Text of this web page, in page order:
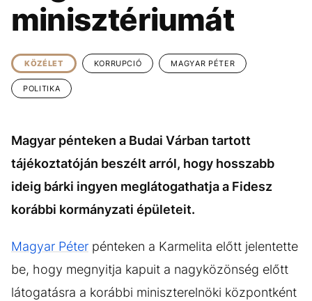
KÖZÉLET
ÉLETMÓD DESIGN
BESZÉLGETÉSEK ARCOK
VIDEÓ
minisztériumát
KÖZÉLET KORRUPCIÓ MAGYAR PÉTER
POLITIKA
Magyar pénteken a Budai Várban tartott
tájékoztatóján beszélt arról, hogy hosszabb
ideig bárki ingyen meglátogathatja a Fidesz
korábbi kormányzati épületeit.
Magyar Péter pénteken a Karmelita előtt jelentette
be, hogy megnyitja kapuit a nagyközönség előtt
látogatásra a korábbi miniszterelnöki központként